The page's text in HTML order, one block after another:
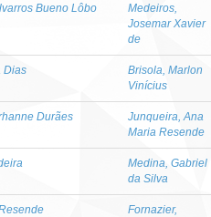
Bueno Lôbo
Medeiros,
Josemar Xavier
de
Dias
Brisola, Marlon
Vinícius
Durães
Junqueira, Ana
Maria Resende
Medina, Gabriel
da Silva
Fornazier,